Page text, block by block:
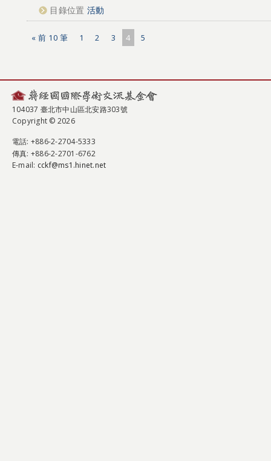
目錄位置 活動
« 前 10 筆 1 2 3 4 5
104037 臺北市中山區北安路303號
Copyright © 2026
電話: +886-2-2704-5333
傳真: +886-2-2701-6762
E-mail: cckf@ms1.hinet.net